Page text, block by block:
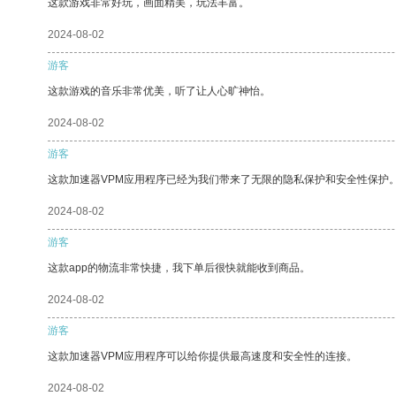
这款游戏非常好玩，画面精美，玩法丰富。
2024-08-02
游客
这款游戏的音乐非常优美，听了让人心旷神怡。
2024-08-02
游客
这款加速器VPM应用程序已经为我们带来了无限的隐私保护和安全性保护
2024-08-02
游客
这款app的物流非常快捷，我下单后很快就能收到商品。
2024-08-02
游客
这款加速器VPM应用程序可以给你提供最高速度和安全性的连接。
2024-08-02